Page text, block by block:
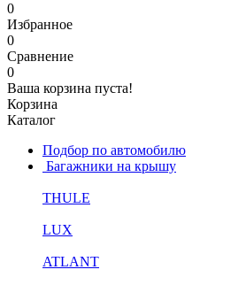
0
Избранное
0
Сравнение
0
Ваша корзина пуста!
Корзина
Каталог
Подбор по автомобилю
Багажники на крышу
THULE
LUX
ATLANT